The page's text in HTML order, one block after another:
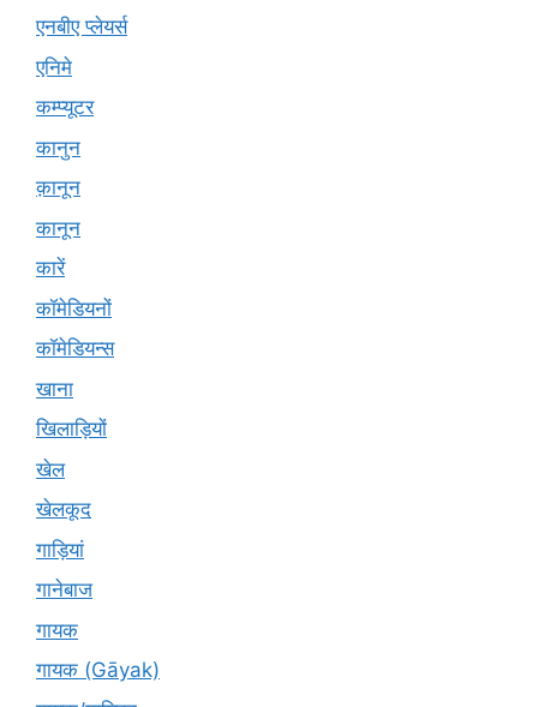
एनबीए प्लेयर्स
एनिमे
कम्प्यूटर
कानुन
क़ानून
कानून
कारें
कॉमेडियनों
कॉमेडियन्स
खाना
खिलाड़ियों
खेल
खेलकूद
गाड़ियां
गानेबाज
गायक
गायक (Gāyak)